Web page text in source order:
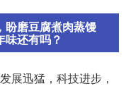
盼磨豆腐煮肉蒸馒
味还有吗？
展迅猛，科技进步，